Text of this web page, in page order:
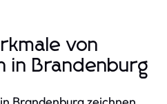
von
in Brandenburg